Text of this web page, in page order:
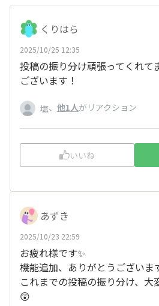
くりはら
2025/10/25 12:35
投稿の振り分け頑張ってくれて
ございます！
塩、 他1人がリアクション
いいね
あずき
2025/10/23 22:59
お疲れ様です✨
機能追加、ありがとうございま
これまでの投稿の振り分け、大
😲